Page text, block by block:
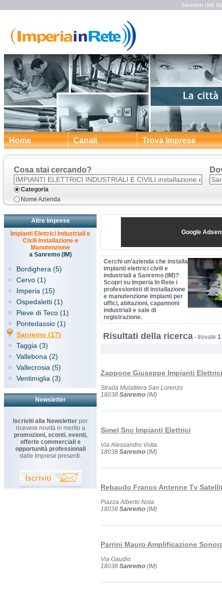
Sanremo (IM)
Home Canali Trova Imprese
Cosa stai cercando?
Categoria
Nome Azienda
Altre Imprese
Impianti Elettrici Industriali e
Civili Installazione e
Manutenzione
a Sanremo (IM)
Bordighera (5)
Cervo (1)
Imperia (15)
Ospedaletti (1)
Pieve di Teco (1)
Pontedassio (1)
Sanremo (17)
Taggia (3)
Vallebona (2)
Vallecrosia (5)
Ventimiglia (3)
Newsletter
Iscriviti alla Newsletter per
ricevere novità in merito a
promozioni, sconti, eventi,
offerte commerciali e
opportunità professionali
dalle Imprese presenti.
Google
Cerchi un'azienda che installa
impianti elettrici civili e
industriali a Sanremo (IM)?
Scopri su Imperia In Rete i
professionisti di installazione
e manutenzione impianti per
uffici, abitazioni, capannoni
industriali e sale di
registrazione.
Risultati della ricerca - trovate
Zappone Giuseppe Impianti Elettrici
Strada Mulattiera San Lorenzo
18038 Sanremo (IM)
Simel Snc Impianti Elettrici
Via Alessandro Volta
18038 Sanremo (IM)
Rebaudo Franco Antenne Tv
Piazza Alberto Nota
18038 Sanremo (IM)
Parrini Mauro Amplificazione
Via Gaudio
18038 Sanremo (IM)